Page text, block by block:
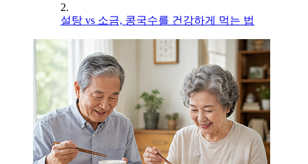
2.
설탕 vs 소금, 콩국수를 건강하게 먹는 법